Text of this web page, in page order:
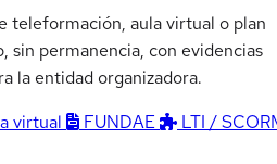
teleformación, aula virtual o plan
sin permanencia, con evidencias
la entidad organizadora.
virtual FUNDAE LTI /